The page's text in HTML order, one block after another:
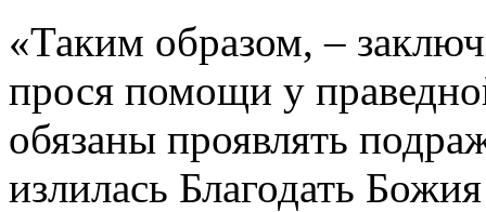
«Таким образом, –
прося помощи у
обязаны проявлять
излилась Благодать